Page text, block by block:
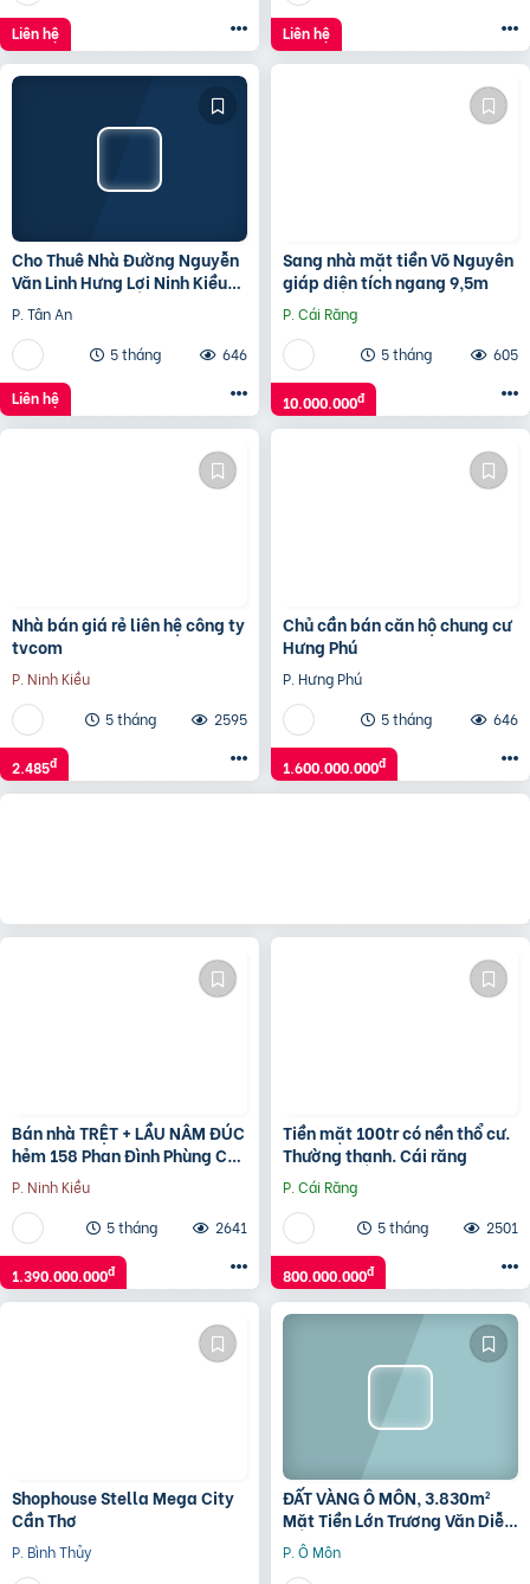
Liên hệ Liên hệ
Cho Thuê Nhà Đường Nguyễn
Văn Linh Hưng Lợi Ninh Kiều
TP Cần Thơ
P. Tân An
5 tháng
646
Liên hệ
Sang nhà mặt tiền Võ Nguyên
giáp diện tích ngang 9,5m
P. Cái Răng
5 tháng
605
10.000.000đ
Nhà bán giá rẻ liên hệ công ty
tvcom
P. Ninh Kiều
5 tháng
2595
2.485đ
Chủ cần bán căn hộ chung cư
Hưng Phú
P. Hưng Phú
5 tháng
646
1.600.000.000đ
Bán nhà TRỆT + LẦU NÂM ĐÚC
hẻm 158 Phan Đình Phùng Cần
Thơ
P. Ninh Kiều
5 tháng
2641
1.390.000.000đ
Tiền mặt 100tr có nền thổ cư.
Thường thạnh. Cái răng
P. Cái Răng
5 tháng
2501
800.000.000đ
Shophouse Stella Mega City
Cần Thơ
P. Bình Thủy
ĐẤT VÀNG Ô MÔN, 3.830m²
Mặt Tiền Lớn Trương Văn Diễn
– Phù hợp Xây Xưởng, kho
P. Ô Môn